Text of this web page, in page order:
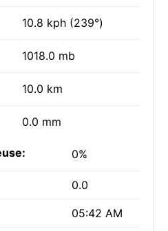
10.8 kph (239°)
1018.0 mb
10.0 km
0.0 mm
0%
0.0
05:42 AM